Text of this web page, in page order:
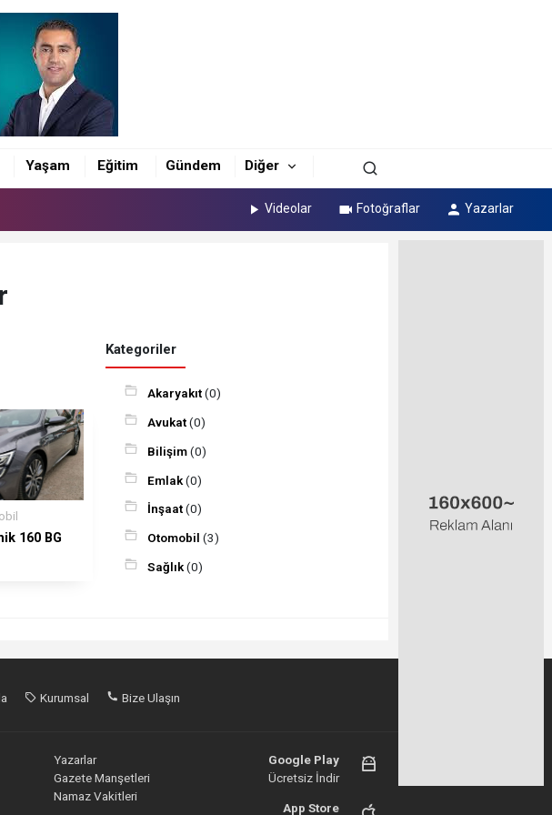
Yaşam Eğitim Gündem Diğer
Videolar Fotoğraflar Yazarlar
160 BG
Kategoriler
Akaryakıt(0)
Avukat(0)
Bilişim(0)
Emlak(0)
İnşaat(0)
Otomobil (3)
Sağlık(0)
Kurumsal Bize Ulaşın
Yazarlar
Gazete Manşetleri
Namaz Vakitleri
Google Play
Ücretsiz İndir
App Store